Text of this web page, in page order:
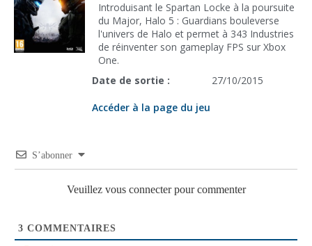
Introduisant le Spartan Locke à la poursuite
du Major, Halo 5 : Guardians bouleverse
l'univers de Halo et permet à 343 Industries
de réinventer son gameplay FPS sur Xbox
One.
Date de sortie :
27/10/2015
Accéder à la page du jeu
S’abonner
Veuillez vous connecter pour commenter
3 COMMENTAIRES